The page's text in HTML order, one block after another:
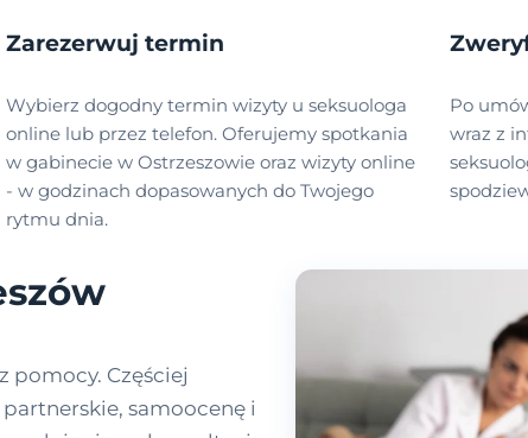
Zarezerwuj termin
Wybierz dogodny termin wizyty u seksuologa
online lub przez telefon. Oferujemy spotkania
w gabinecie w Ostrzeszowie oraz wizyty online
- w godzinach dopasowanych do Twojego
rytmu dnia.
Po
wraz z
pomocy. Częściej
samoocenę i